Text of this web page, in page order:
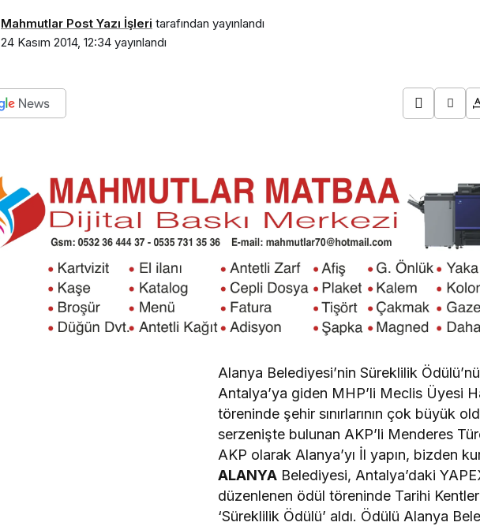
Mahmutlar Post Yazı İşleri tarafından yayınlandı
24 Kasım 2014, 12:34 yayınlandı
Alanya Belediyesi’nin Süreklilik
Antalya’ya giden MHP’li Meclis Üyesi
töreninde şehir sınırlarının çok büyük
serzenişte bulunan AKP’li Menderes
AKP olarak Alanya’yı İl yapın, bizden
ALANYABelediyesi, Antalya’daki
düzenlenen ödül töreninde Tarihi
‘Süreklilik Ödülü’ aldı. Ödülü Alanya